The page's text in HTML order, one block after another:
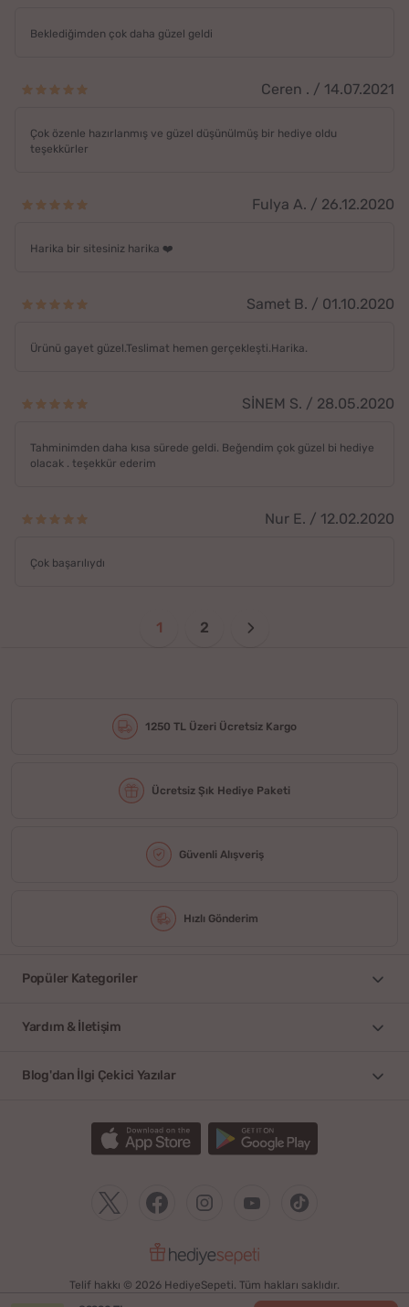
Beklediğimden çok daha güzel geldi
Ceren . / 14.07.2021
Çok özenle hazırlanmış ve güzel düşünülmüş bir hediye oldu
teşekkürler
Fulya A. / 26.12.2020
Harika bir sitesiniz harika ❤️
Samet B. / 01.10.2020
Ürünü gayet güzel.Teslimat hemen gerçekleşti.Harika.
SİNEM S. / 28.05.2020
Tahminimden daha kısa sürede geldi. Beğendim çok güzel bi hediye
olacak . teşekkür ederim
Nur E. / 12.02.2020
Çok başarılıydı
1 2
1250 TL Üzeri Ücretsiz Kargo
Ücretsiz Şık Hediye Paketi
Güvenli Alışveriş
Hızlı Gönderim
Popüler Kategoriler
Yardım & İletişim
Blog'dan İlgi Çekici Yazılar
Telif hakkı © 2026 HediyeSepeti. Tüm hakları saklıdır.